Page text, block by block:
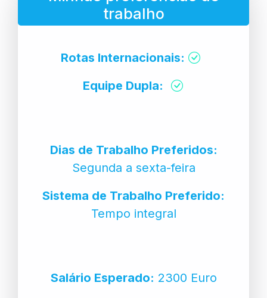
trabalho
Rotas Internacionais:
Equipe Dupla:
Dias de Trabalho Preferidos:
Segunda a sexta-feira
Sistema de Trabalho Preferido:
Tempo integral
Salário Esperado: 2300 Euro